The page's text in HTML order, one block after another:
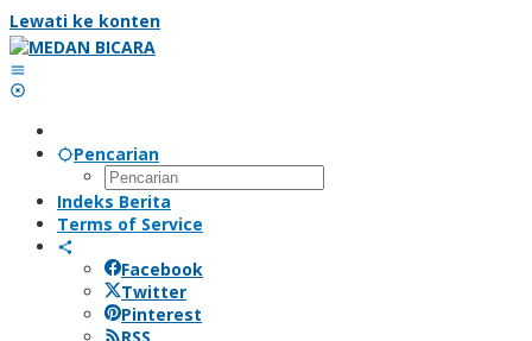
Lewati ke konten
Pencarian
Indeks Berita
Terms of Service
Facebook
Twitter
Pinterest